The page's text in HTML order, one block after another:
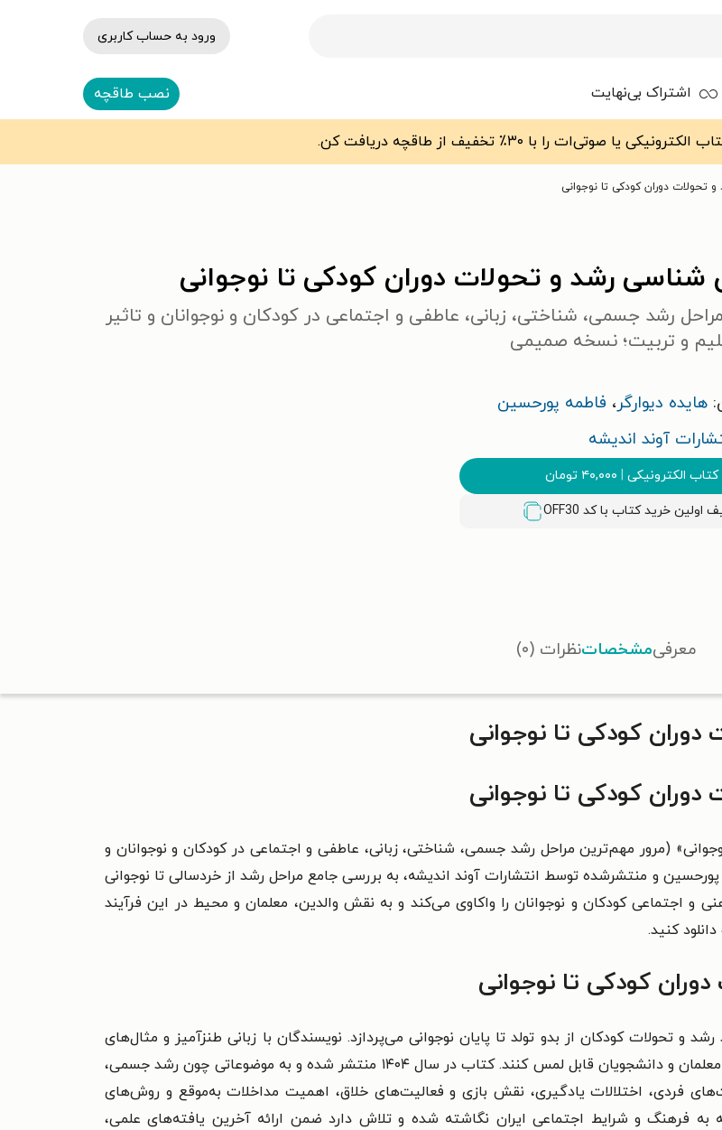
ورود به حساب کاربری
اشتراک بی‌نهایت نصب طاقچه
تحولات دوران کودکی تا نوجوانی
شناسی رشد و تحولات دوران کودکی تا نوجوانی
رشد جسمی، شناختی، زبانی، عاطفی و اجتماعی در کودکان و نوجوانان و تاثیر
و تربیت؛ نسخه صمیمی
هایده دیوارگر، فاطمه پورحسین
آوند اندیشه
الکترونیکی | ۴۰,۰۰۰ تومان
OFF30
معرفیمشخصاتنظرات (۰)
کودکی تا نوجوانی
کودکی تا نوجوانی
(مرور مهم‌ترین مراحل رشد جسمی، شناختی، زبانی، عاطفی و اجتماعی در کودکان و نوجوانان و
پورحسین و منتشرشده توسط انتشارات آوند اندیشه، به بررسی جامع مراحل رشد از خردسالی تا نوجوانی
و اجتماعی کودکان و نوجوانان را واکاوی می‌کند و به نقش والدین، معلمان و محیط در این فرآیند
کنید.
کودکی تا نوجوانی
تحولات کودکان از بدو تولد تا پایان نوجوانی می‌پردازد. نویسندگان با زبانی طنزآمیز و مثال‌های
ملموس، تلاش کرده‌اند مفاهیم روان‌شناسی رشد را برای والدین، معلمان و دانشجویان قابل لمس کنند. کتاب در سال ۱۴۰۴ منتشر شده و به موضوعاتی چون رشد جسمی،
فردی، اختلالات یادگیری، نقش بازی و فعالیت‌های خلاق، اهمیت مداخلات به‌موقع و روش‌های
فرهنگ و شرایط اجتماعی ایران نگاشته شده و تلاش دارد ضمن ارائه آخرین یافته‌های علمی،